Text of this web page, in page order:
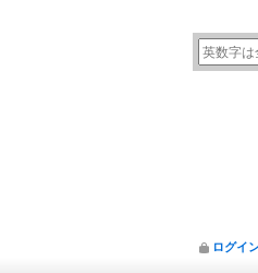
ログイ